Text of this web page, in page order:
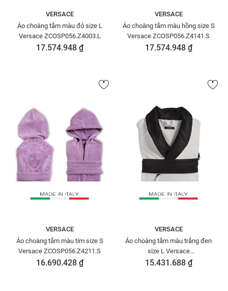
VERSACE
Áo choàng tắm màu đỏ size L
Versace ZCOSP056.Z4003.L
17.574.948 ₫
VERSACE
Áo choàng tắm màu hồng size S
Versace ZCOSP056.Z4141.S
17.574.948 ₫
VERSACE
Áo choàng tắm màu tím size S
Versace ZCOSP056.Z4211.S
16.690.428 ₫
VERSACE
Áo choàng tắm màu trắng đen
size L Versace
ZCOSP011.Z4023.L
15.431.688 ₫